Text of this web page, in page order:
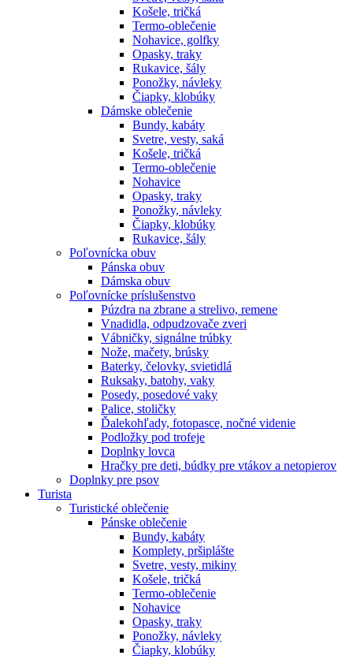
Košele, tričká
Termo-oblečenie
Nohavice, golfky
Opasky, traky
Rukavice, šály
Ponožky, návleky
Čiapky, klobúky
Dámske oblečenie
Bundy, kabáty
Svetre, vesty, saká
Košele, tričká
Termo-oblečenie
Nohavice
Opasky, traky
Ponožky, návleky
Čiapky, klobúky
Rukavice, šály
Poľovnícka obuv
Pánska obuv
Dámska obuv
Poľovnícke príslušenstvo
Púzdra na zbrane a strelivo, remene
Vnadidla, odpudzovače zveri
Vábničky, signálne trúbky
Nože, mačety, brúsky
Baterky, čelovky, svietidlá
Ruksaky, batohy, vaky
Posedy, posedové vaky
Palice, stoličky
Ďalekohľady, fotopasce, nočné videnie
Podložky pod trofeje
Doplnky lovca
Hračky pre deti, búdky pre vtákov a netopierov
Doplnky pre psov
Turista
Turistické oblečenie
Pánske oblečenie
Bundy, kabáty
Komplety, pršiplášte
Svetre, vesty, mikiny
Košele, tričká
Termo-oblečenie
Nohavice
Opasky, traky
Ponožky, návleky
Čiapky, klobúky